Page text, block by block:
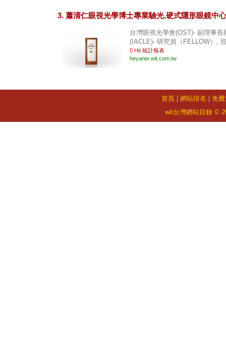
3. 蕭清仁眼視光學博士專業驗光,硬式隱形眼鏡中
台灣眼視光學會(OST)- 副理事
(IACLE)- 研究員（FELLOW）,
0 Hit 統計報表
heyaner.wit.com.tw
首頁| 網站排名
免
wit台灣網站目錄 ©